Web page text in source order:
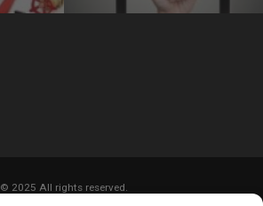
© 2025 All rights reserved.